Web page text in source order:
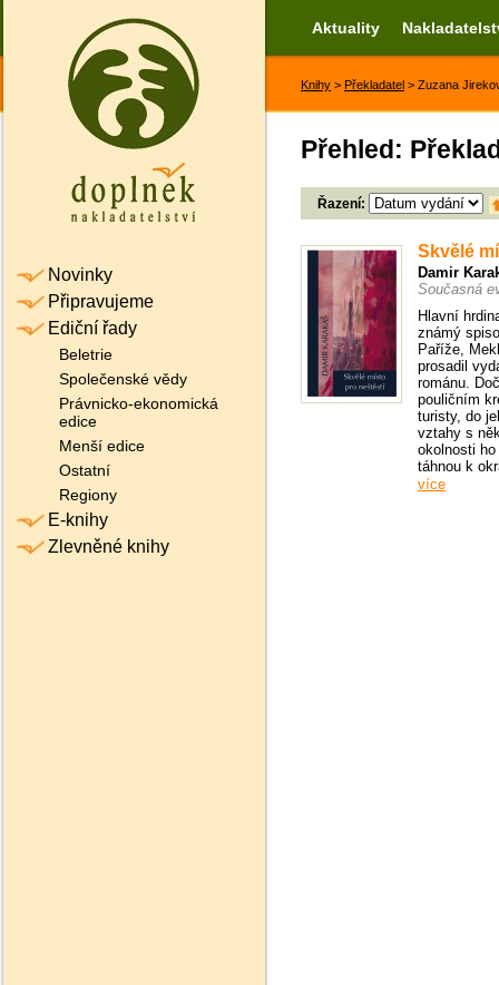
Novinky
Připravujeme
Ediční řady
Beletrie
Společenské vědy
Právnicko-ekonomická
edice
Menší edice
Ostatní
Regiony
E-knihy
Zlevněné knihy
Aktuality
Knihy > Překladatel > Zuzana
Přehled:
Řazení:
Skvělé
Damir
Současná
Hlavní
známý
Paříže,
prosadil
románu.
pouličním
turisty, do
vztahy s
okolnosti
táhnou k
více